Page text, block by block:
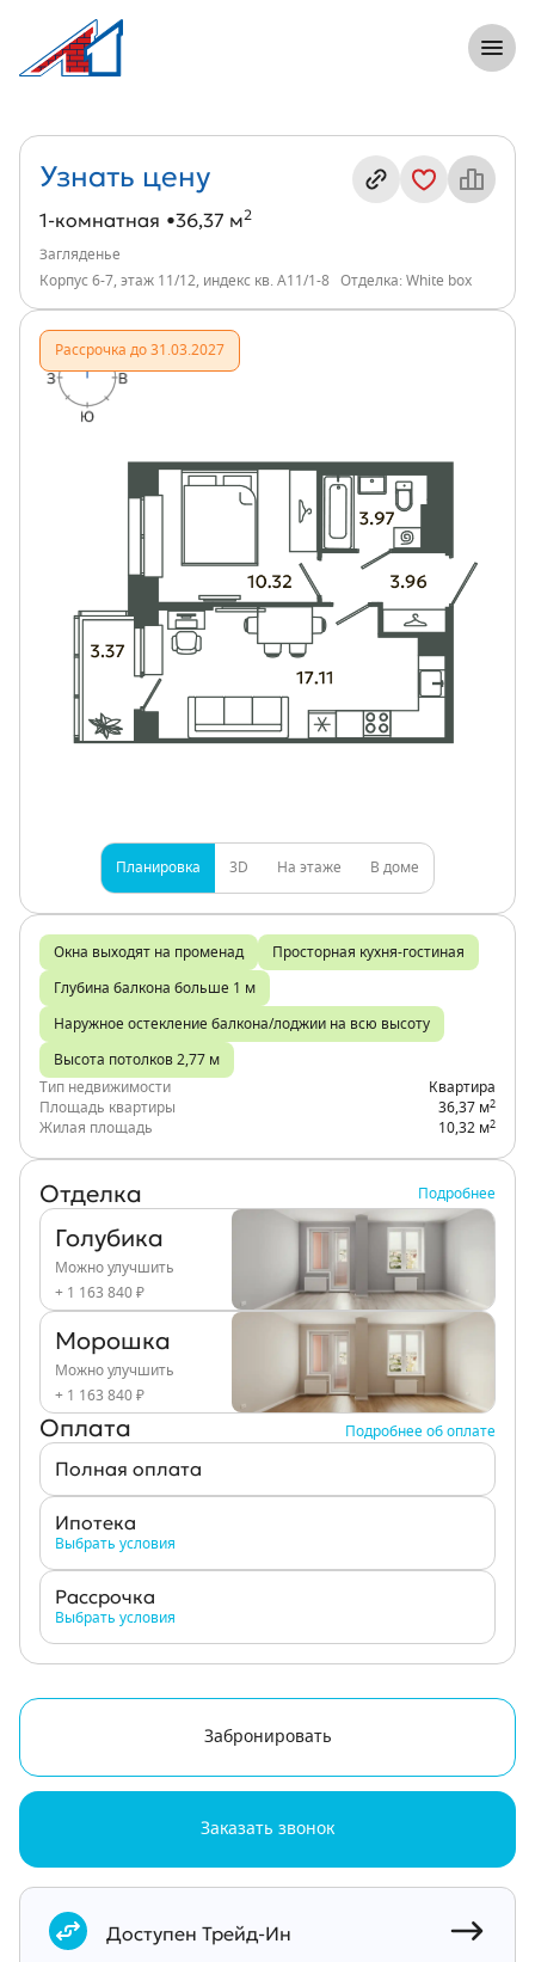
1-комнатная, 36 м², ЖК Загляденье,
Информация о квартире
Узнать цену
1-комнатная 36,37 м2
Загляденье
Корпус 6-7, этаж 11/12, индекс кв. А11/1-8
Отделка: White box
Рассрочка до 31.03.2027
Планировка 3D На этаже В доме
Окна выходят на променад Просторная кухня-гостиная
Глубина балкона больше 1 м
Наружное остекление балкона/лоджии на всю высоту
Высота потолков 2,77 м
Тип недвижимости
Квартира
Площадь квартиры
36,37 м2
Жилая площадь 10,32 м2
Отделка Подробнее
Голубика
Можно улучшить
+ 1 163 840 ₽
Морошка
Можно улучшить
+ 1 163 840 ₽
Оплата Подробнее об оплате
Полная оплата
Ипотека
Выбрать условия
Рассрочка
Выбрать условия
Забронировать
Заказать звонок
Документы
Доступен Трейд-Ин